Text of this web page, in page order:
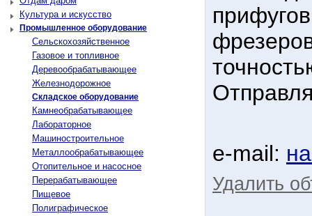
Культура и искусство
Промышленное оборудование
Сельскохозяйственное
Газовое и топливное
Деревообрабатывающее
Железнодорожное
Складское оборудование
Камнеобрабатывающее
Лабораторное
Машиностроительное
Металлообрабатывающее
Отопительное и насосное
Перерабатывающее
Пищевое
Полиграфическое
e-mail:
Удалить